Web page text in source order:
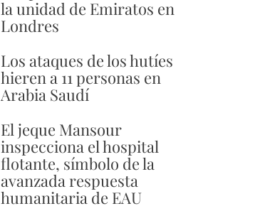
la unidad de Emiratos en
Londres
Los ataques de los hutíes
hieren a 11 personas en
Arabia Saudí
El jeque Mansour
inspecciona el hospital
flotante, símbolo de la
avanzada respuesta
humanitaria de EAU